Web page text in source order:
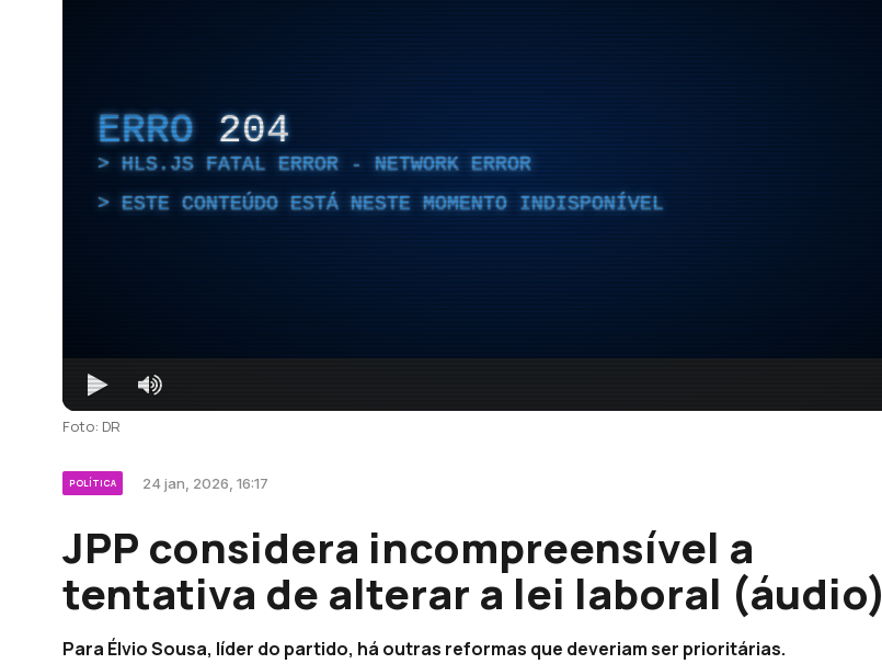
ERRO 204
HLS.JS FATAL ERROR - NETWORK ERROR
ESTE CONTEÚDO ESTÁ NESTE MOMENTO INDISPONÍVEL
Foto: DR
POLÍTICA 24 jan, 2026, 16:17
JPP considera incompreensível a
tentativa de alterar a lei laboral (áudio)
Para Élvio Sousa, líder do partido, há outras reformas que deveriam ser prioritárias.